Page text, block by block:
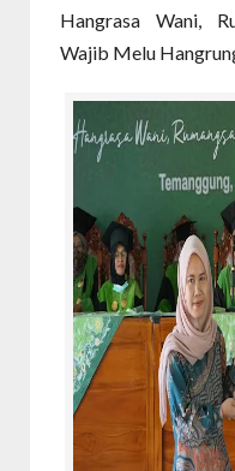
Hangrasa Wani,
Wajib Melu